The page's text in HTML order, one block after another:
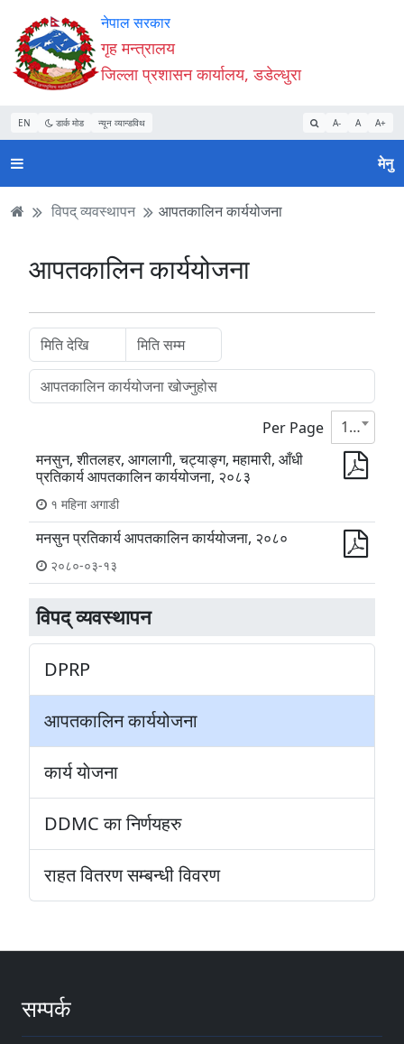
Accessibility
Mode
सुरु
गर्नुहोस्
सामाग्री
पढ्नुहाेस्
नेभिगेसन
पढ्नुहाेस्
वेबसाइट
खोजमा
जानुहोस्
नेपाल सरकार
गृह मन्त्रालय
जिल्ला प्रशासन कार्यालय, डडेल्धुरा
EN डार्क मोड न्यून व्यान्डविथ A- A A+
मेनु
विपद् व्यवस्थापन आपतकालिन कार्ययोजना
विपद् व्यवस्थापन
DPRP
आपतकालिन कार्ययोजना
कार्य याेजना
DDMC का निर्णयहरु
राहत वितरण सम्बन्धी विवरण
आपतकालिन कार्ययोजना
Per Page
10
मनसुन, शीतलहर, आगलागी, चट्याङ्ग, महामारी, आँधी
प्रतिकार्य आपतकालिन कार्ययोजना, २०८३
१ महिना अगाडी
मनसुन प्रतिकार्य आपतकालिन कार्ययोजना, २०८०
२०८०-०३-१३
सम्पर्क